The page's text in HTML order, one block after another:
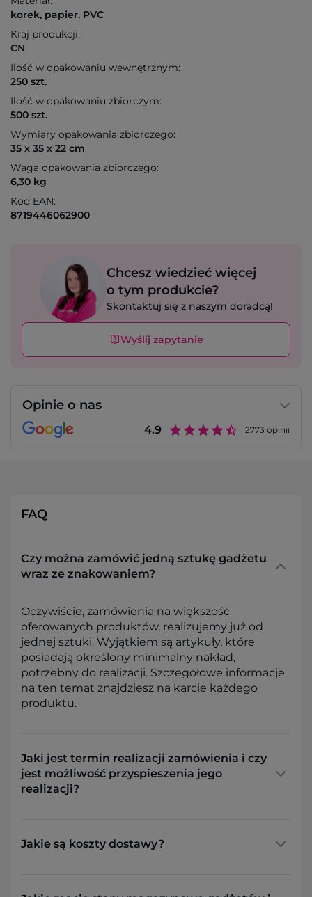
korek, papier, PVC
Kraj produkcji:
CN
Ilość w opakowaniu wewnętrznym:
250 szt.
Ilość w opakowaniu zbiorczym:
500 szt.
Wymiary opakowania zbiorczego:
35 x 35 x 22 cm
Waga opakowania zbiorczego:
6,30 kg
Kod EAN:
8719446062900
Chcesz wiedzieć więcej
o tym produkcie?
Skontaktuj się z naszym doradcą!
Wyślij zapytanie
Opinie o nas
4.9 2773 opinii
FAQ
Czy można zamówić jedną sztukę gadżetu
wraz ze znakowaniem?
Oczywiście, zamówienia na większość
oferowanych produktów, realizujemy już od
jednej sztuki. Wyjątkiem są artykuły, które
posiadają określony minimalny nakład,
potrzebny do realizacji. Szczegółowe informacje
na ten temat znajdziesz na karcie każdego
produktu.
Jaki jest termin realizacji zamówienia i czy
jest możliwość przyspieszenia jego
realizacji?
Jakie są koszty dostawy?